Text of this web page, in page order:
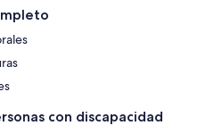
con discapacidad